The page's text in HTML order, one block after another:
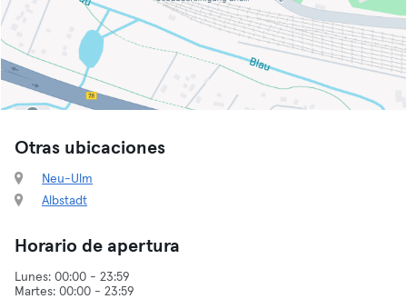
Otras ubicaciones
Neu-Ulm
Albstadt
Horario de apertura
Lunes: 00:00 - 23:59
Martes: 00:00 - 23:59